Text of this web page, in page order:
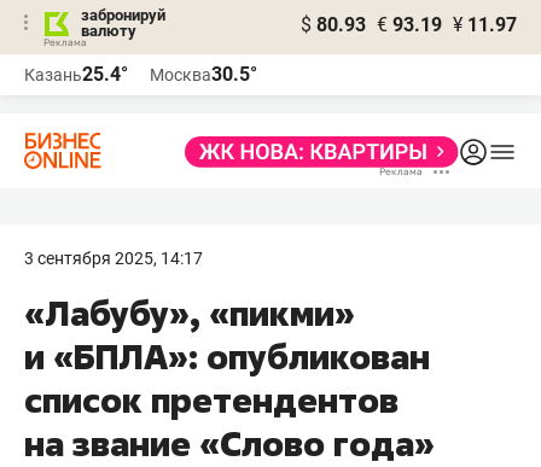
забронируй
валюту
$ 80.93 € 93.19 ¥ 11.97
Казань25.4° Москва30.5°
3 сентября 2025, 14:17
«Лабубу», «пикми»
и «БПЛА»: опубликован
список претендентов
на звание «Слово года»